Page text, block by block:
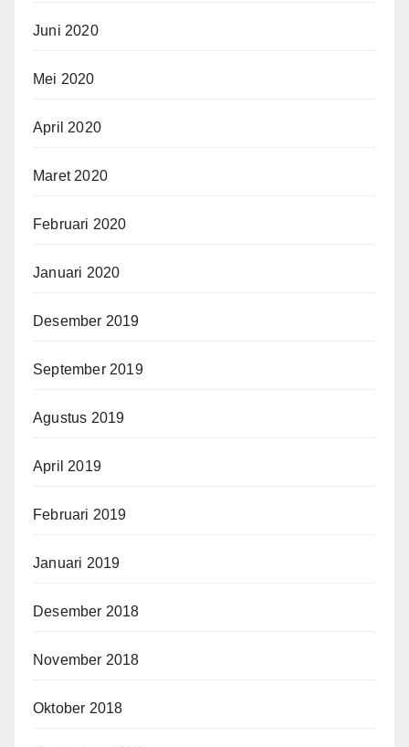
Juni 2020
Mei 2020
April 2020
Maret 2020
Februari 2020
Januari 2020
Desember 2019
September 2019
Agustus 2019
April 2019
Februari 2019
Januari 2019
Desember 2018
November 2018
Oktober 2018